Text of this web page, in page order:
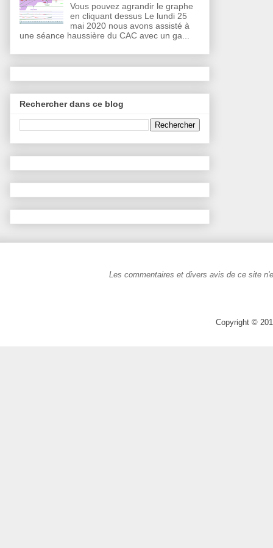
Vous pouvez agrandir le graphe
en cliquant dessus Le lundi 25
mai 2020 nous avons assisté à
une séance haussière du CAC avec un ga...
Rechercher dans ce blog
Les commentaires et divers avis de ce site
Copyright ©